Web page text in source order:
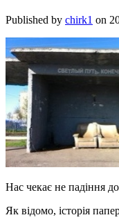
Published by chirk1 on
Нас чекає не падіння
Як відомо, історія